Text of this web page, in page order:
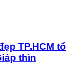
TP.HCM tổ
thìn